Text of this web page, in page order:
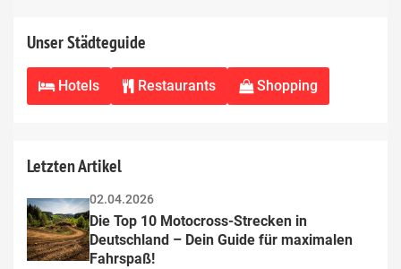
Unser Städteguide
Hotels Restaurants Shopping
Letzten Artikel
02.04.2026
Die Top 10 Motocross-Strecken in
Deutschland – Dein Guide für maximalen
Fahrspaß!